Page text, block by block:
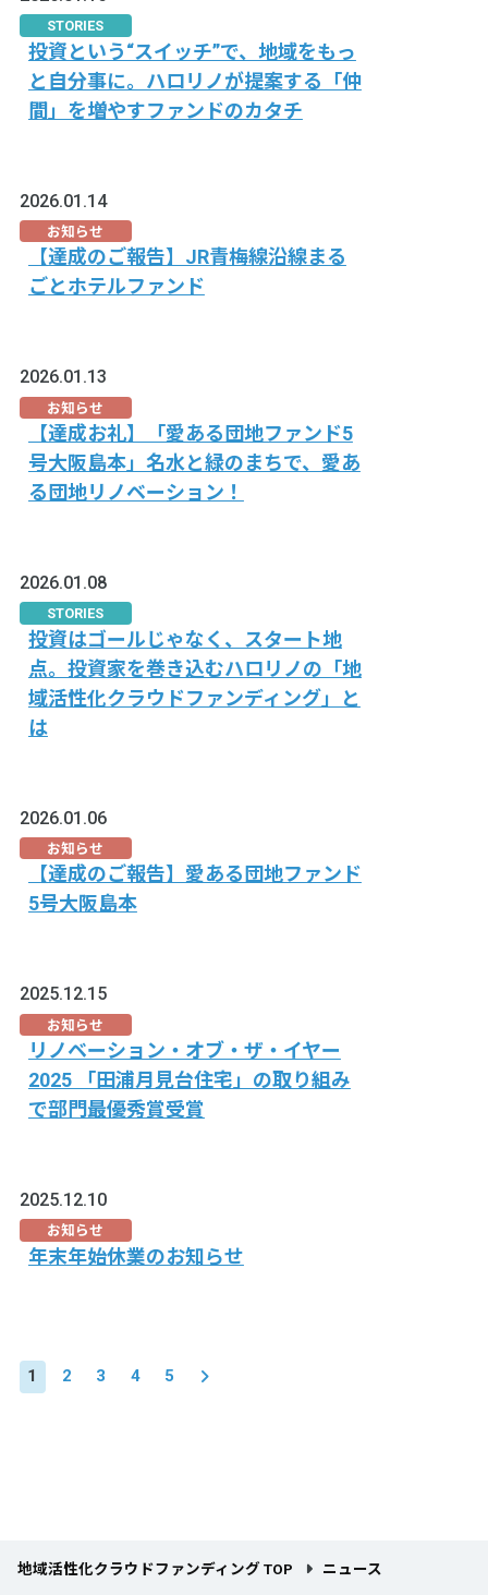
STORIES
投資という“スイッチ”で、地域をもっ
と自分事に。ハロリノが提案する「仲
間」を増やすファンドのカタチ
2026.01.14
お知らせ
【達成のご報告】JR青梅線沿線まる
ごとホテルファンド
2026.01.13
お知らせ
【達成お礼】「愛ある団地ファンド5
号大阪島本」名水と緑のまちで、愛あ
る団地リノベーション！
2026.01.08
STORIES
投資はゴールじゃなく、スタート地
点。投資家を巻き込むハロリノの「地
域活性化クラウドファンディング」と
は
2026.01.06
お知らせ
【達成のご報告】愛ある団地ファンド
5号大阪島本
2025.12.15
お知らせ
リノベーション・オブ・ザ・イヤー
2025 「田浦月見台住宅」の取り組み
で部門最優秀賞受賞
2025.12.10
お知らせ
年末年始休業のお知らせ
1 2 3 4 5
地域活性化クラウドファンディング TOP ニュース